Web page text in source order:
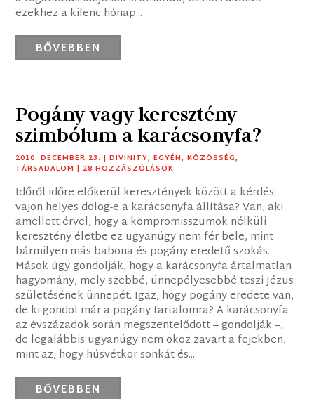
ezekhez a kilenc hónap...
BŐVEBBEN
Pogány vagy keresztény
szimbólum a karácsonyfa?
2010. DECEMBER 23. |DIVINITY,EGYÉN,KÖZÖSSÉG,
TÁRSADALOM | 28 HOZZÁSZÓLÁSOK
Időről időre előkerül keresztények között a kérdés:
vajon helyes dolog-e a karácsonyfa állítása? Van, aki
amellett érvel, hogy a kompromisszumok nélküli
keresztény életbe ez ugyanúgy nem fér bele, mint
bármilyen más babona és pogány eredetű szokás.
Mások úgy gondolják, hogy a karácsonyfa ártalmatlan
hagyomány, mely szebbé, ünnepélyesebbé teszi Jézus
születésének ünnepét. Igaz, hogy pogány eredete van,
de ki gondol már a pogány tartalomra? A karácsonyfa
az évszázadok során megszentelődött – gondolják –,
de legalábbis ugyanúgy nem okoz zavart a fejekben,
mint az, hogy húsvétkor sonkát és...
BŐVEBBEN